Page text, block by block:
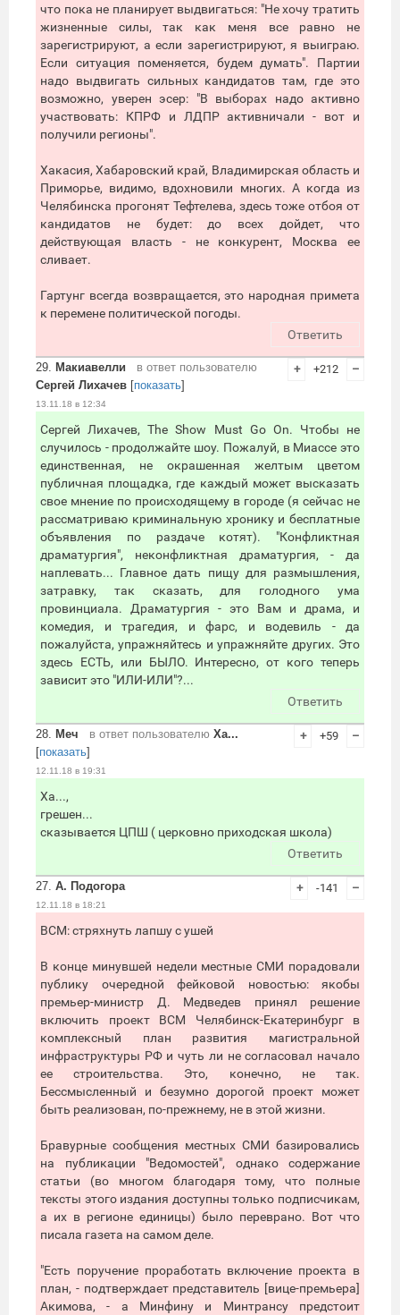
что пока не планирует выдвигаться: "Не хочу тратить
жизненные силы, так как меня все равно не
зарегистрируют, а если зарегистрируют, я выиграю.
Если ситуация поменяется, будем думать". Партии
надо выдвигать сильных кандидатов там, где это
возможно, уверен эсер: "В выборах надо активно
участвовать: КПРФ и ЛДПР активничали - вот и
получили регионы".
Хакасия, Хабаровский край, Владимирская область и
Приморье, видимо, вдохновили многих. А когда из
Челябинска прогонят Тефтелева, здесь тоже отбоя от
кандидатов не будет: до всех дойдет, что
действующая власть - не конкурент, Москва ее
сливает.
Гартунг всегда возвращается, это народная примета
к перемене политической погоды.
Ответить
29. Макиавелли
в ответ пользователю
Сергей Лихачев [показать]
13.11.18 в 12:34
+ +212 –
Сергей Лихачев, The Show Must Go On. Чтобы не
случилось - продолжайте шоу. Пожалуй, в Миассе это
единственная, не окрашенная желтым цветом
публичная площадка, где каждый может высказать
свое мнение по происходящему в городе (я сейчас не
рассматриваю криминальную хронику и бесплатные
объявления по раздаче котят). "Конфликтная
драматургия", неконфликтная драматургия, - да
наплевать... Главное дать пищу для размышления,
затравку, так сказать, для голодного ума
провинциала. Драматургия - это Вам и драма, и
комедия, и трагедия, и фарс, и водевиль - да
пожалуйста, упражняйтесь и упражняйте других. Это
здесь ЕСТЬ, или БЫЛО. Интересно, от кого теперь
зависит это "ИЛИ-ИЛИ"?...
Ответить
28. Меч в ответ пользователю Ха...
[показать]
12.11.18 в 19:31
+ +59 –
Ха...,
грешен...
сказывается ЦПШ ( церковно приходская школа)
Ответить
27. А. Подогора
12.11.18 в 18:21
+ -141 –
ВСМ: стряхнуть лапшу с ушей
В конце минувшей недели местные СМИ порадовали
публику очередной фейковой новостью: якобы
премьер-министр Д. Медведев принял решение
включить проект ВСМ Челябинск-Екатеринбург в
комплексный план развития магистральной
инфраструктуры РФ и чуть ли не согласовал начало
ее строительства. Это, конечно, не так.
Бессмысленный и безумно дорогой проект может
быть реализован, по-прежнему, не в этой жизни.
Бравурные сообщения местных СМИ базировались
на публикации "Ведомостей", однако содержание
статьи (во многом благодаря тому, что полные
тексты этого издания доступны только подписчикам,
а их в регионе единицы) было переврано. Вот что
писала газета на самом деле.
"Есть поручение проработать включение проекта в
план, - подтверждает представитель [вице-премьера]
Акимова, - а Минфину и Минтрансу предстоит